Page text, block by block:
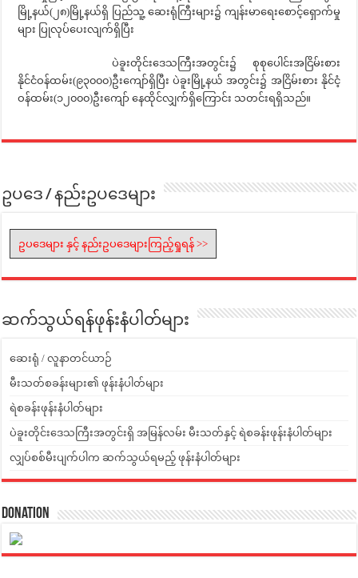
မြို့နယ်(၂၈)မြို့နယ်ရှိ ပြည်သူ့ ဆေးရုံကြီးများ၌ ကျန်းမာရေးစောင့်ရှောက်မှု
များ ပြုလုပ်ပေးလျက်ရှိပြီး
ပဲခူးတိုင်းဒေသကြီးအတွင်း၌ စုစုပေါင်းအငြိမ်းစား
နိုင်ငံဝန်ထမ်း(၉၃၀၀၀)ဦးကျော်ရှိပြီး ပဲခူးမြို့နယ် အတွင်း၌ အငြိမ်းစား နိုင်ငံ့
ဝန်ထမ်း(၁၂၀၀၀)ဦးကျော် နေထိုင်လျှက်ရှိကြောင်း သတင်းရရှိသည်။
ဥပဒေ / နည်းဥပဒေများ
ဥပဒေများ နှင့် နည်းဥပဒေများကြည့်ရှုရန် >>
ဆက်သွယ်ရန်ဖုန်းနံပါတ်များ
ဆေးရုံ / လူနာတင်ယာဉ်
မီးသတ်စခန်းများ၏ ဖုန်းနံပါတ်များ
ရဲစခန်းဖုန်းနံပါတ်များ
ပဲခူးတိုင်းဒေသကြီးအတွင်းရှိ အမြန်လမ်း မီးသတ်နှင့် ရဲစခန်းဖုန်းနံပါတ်များ
လျှပ်စစ်မီးပျက်ပါက ဆက်သွယ်ရမည့် ဖုန်းနံပါတ်များ
Donation